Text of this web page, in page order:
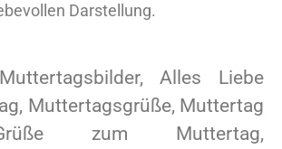
Darstellung.
Alles Liebe
Muttertagsgrüße, Muttertag
zum Muttertag,